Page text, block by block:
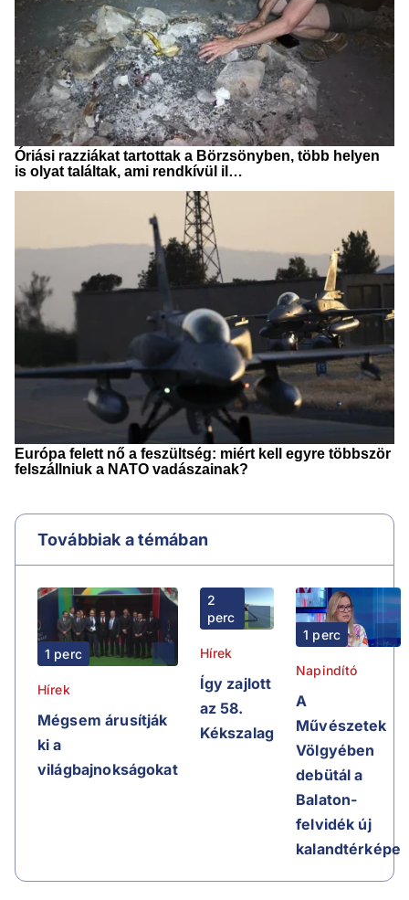
Továbbiak a témában
1 perc
Hírek
Mégsem árusítják
ki a
világbajnokságokat
2
perc
Hírek
Így zajlott
az 58.
Kékszalag
1 perc
Napindító
A
Művészetek
Völgyében
debütál a
Balaton-
felvidék új
kalandtérképe